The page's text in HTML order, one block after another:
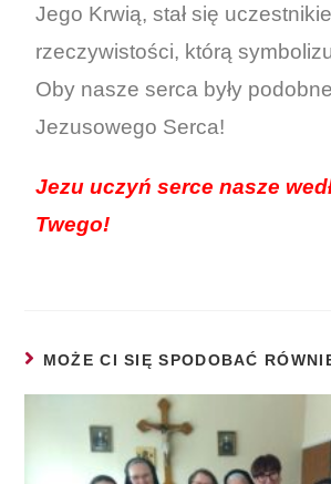
Jego Krwią, stał się
rzeczywistości, którą
Oby nasze serca były
Jezusowego Serca!
Jezu uczyń serce nasze
Twego!
MOŻE CI SIĘ SPODOBAĆ